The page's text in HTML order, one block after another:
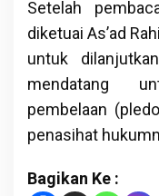
Setelah
diketuai As’ad
untuk
mendatang
pembelaan
penasihat
Bagikan Ke :